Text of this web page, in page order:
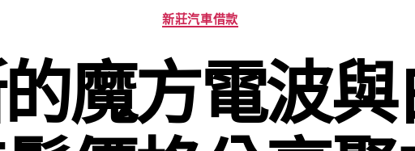
分
類
新莊汽車借款
魔方電波